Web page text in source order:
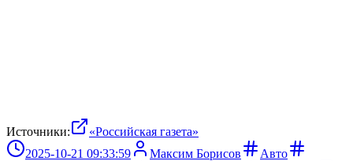
Источники:
«Российская газета»
2025-10-21 09:33:59
Максим Борисов
Авто